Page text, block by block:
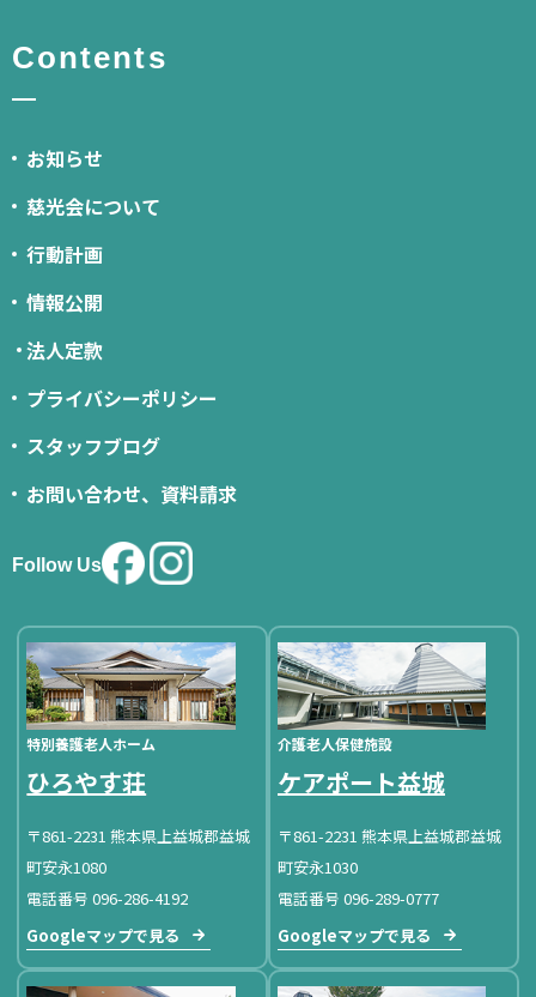
Contents
お知らせ
慈光会について
行動計画
情報公開
法人定款
プライバシーポリシー
スタッフブログ
お問い合わせ、資料請求
Follow Us
特別養護老人ホーム
ひろやす荘
〒861-2231 熊本県上益城郡益城
町安永1080
電話番号 096-286-4192
Googleマップで見る
介護老人保健施設
ケアポート益城
〒861-2231 熊本県上益城郡益城
町安永1030
電話番号 096-289-0777
Googleマップで見る